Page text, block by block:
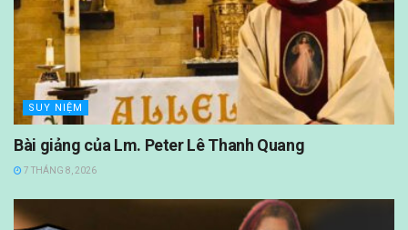
SUY NIỆM
Bài giảng của Lm. Peter Lê Thanh Quang
7 THÁNG 8, 2026